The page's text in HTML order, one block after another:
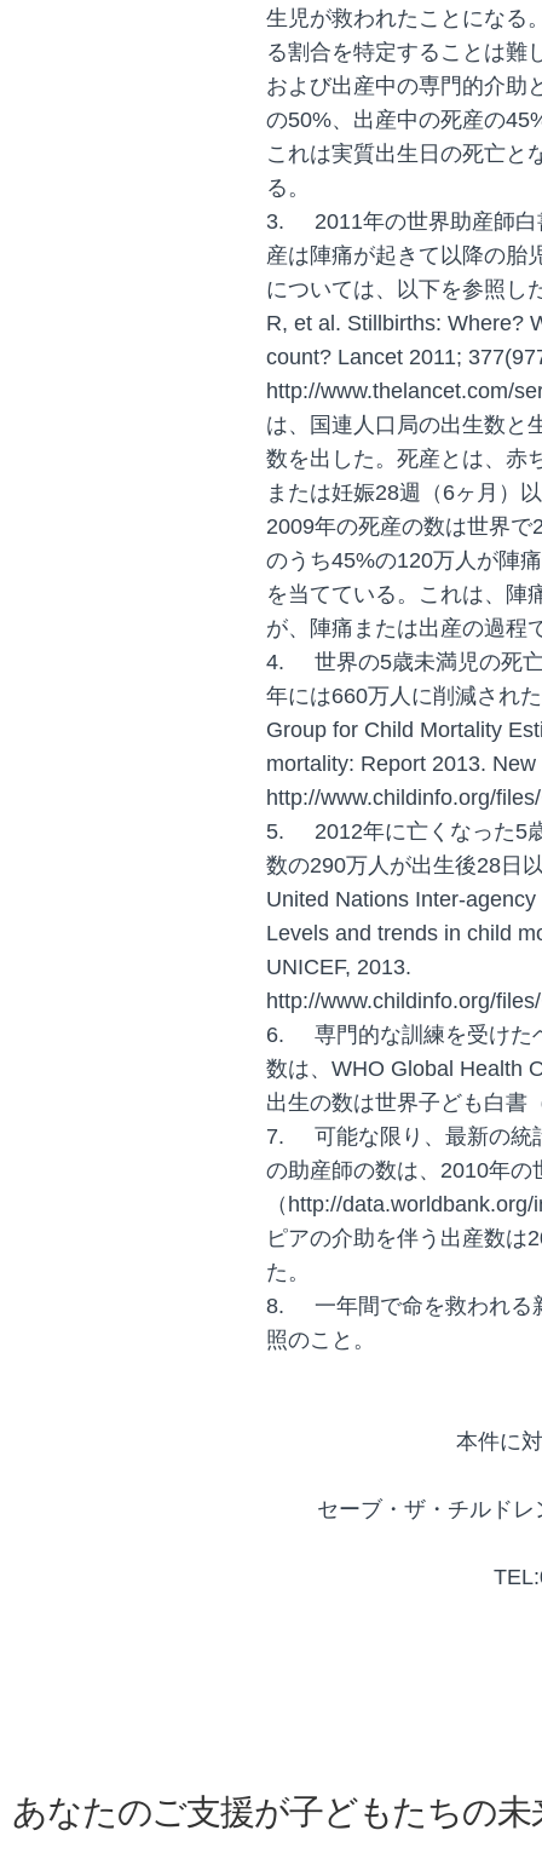
生児が救われたことになる
る割合を特定することは難
および出産中の専門的介助
の50%、出産中の死産の
これは実質出生日の死亡と
る。
3.
2011年の世界助産師
産は陣痛が起きて以降の胎
については、以下を参照し
R, et al. Stillbirths: Where?
count? Lancet 2011;
http://www.thelancet.com/
は、国連人口局の出生数と
数を出した。死産とは、赤
または妊娠28週（6ヶ月）
2009年の死産の数は世界
のうち45%の120万人が陣
を当てている。これは、陣
が、陣痛または出産の過程
4.
世界の5歳未満児の死
年には660万人に削減され
Group for Child Mortality
mortality: Report 2013.
http://www.childinfo.org/
5.
2012年に亡くなった5
数の290万人が出生後28日
United Nations Inter-
Levels and trends in child
UNICEF, 2013.
http://www.childinfo.org/
6.
専門的な訓練を受けた
数は、WHO Global Health
出生の数は世界子ども白書
7.
可能な限り、最新の統
の助産師の数は、2010年の
（http://
ピアの介助を伴う出産数は
た。
8.
一年間で命を救われる
照のこと。
本件に
セーブ・ザ・チルド
あなたのご支援が子どもたちの